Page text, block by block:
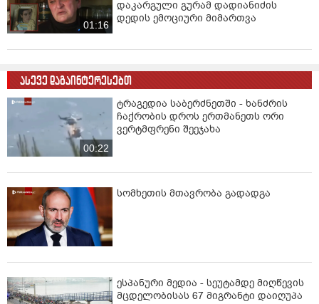
01:16
დაკარგული გურამ დადიანიძის
დედის ემოციური მიმართვა
ასევე დაგაინტერესებთ
00:22
ტრაგედია საბერძნეთში - ხანძრის
ჩაქრობის დროს ერთმანეთს ორი
ვერტმფრენი შეეჯახა
სომხეთის მთავრობა გადადგა
ესპანური მედია - სეუტამდე მიღწევის
მცდელობისას 67 მიგრანტი დაიღუპა